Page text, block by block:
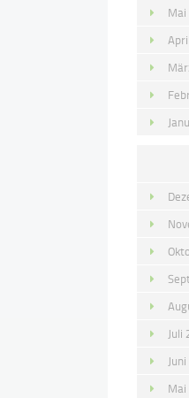
Mai
Juli
Mai